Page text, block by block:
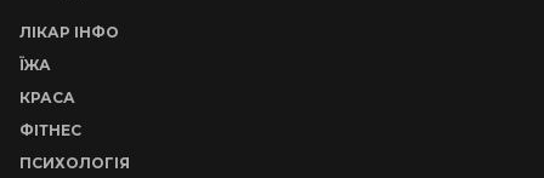
ЛІКАР ІНФО
ЇЖА
КРАСА
ФІТНЕС
ПСИХОЛОГІЯ